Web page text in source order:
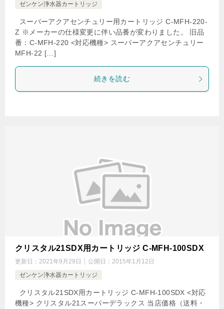
ゼンケン浄水器カートリッジ
スーパーアクアセンチュリー用カートリッジ C-MFH-220-
Z ※メーカーの仕様変更に伴い品番が変わりました。 旧品
番：C-MFH-220 <対応機種> スーパーアクアセンチュリー
MFH-22 […]
続きを読む
クリスタル21SDX用カートリッジ C-MFH-100SDX
更新日： 2021年9月29日 公開日： 2015年1月12日
ゼンケン浄水器カートリッジ
クリスタル21SDX用カートリッジ C-MFH-100SDX <対応
機種> クリスタル21スーパーデラックス 当店価格（送料・